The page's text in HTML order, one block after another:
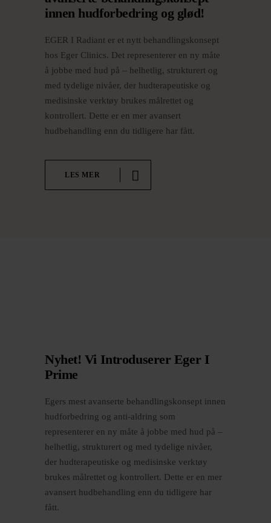
innen hudforbedring og glød!
EGER I Radiant er et nytt behandlingskonsept
hos Eger Clinics. Det representerer en ny måte
å jobbe med hud på – helhetlig, strukturert og
med tydelige nivåer, der hudterapeutiske og
medisinske verktøy brukes målrettet og
kontrollert. Dette er en mer avansert
hudbehandling enn du tidligere har fått.
LES MER
Nyhet! Vi Introduserer Eger I
Prime
Egers mest avanserte behandlingskonsept innen
hudforbedring og anti-aldring som
representerer en ny måte å jobbe med hud på –
helhetlig, strukturert og med tydelige nivåer,
der hudterapeutiske og medisinske verktøy
brukes målrettet og kontrollert. Dette er en mer
avansert hudbehandling enn du tidligere har
fått.